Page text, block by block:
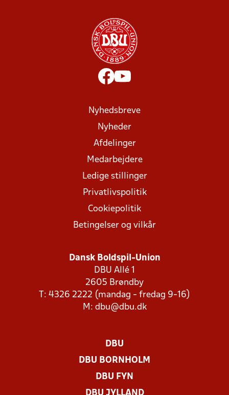
Nyhedsbreve
Nyheder
Afdelinger
Medarbejdere
Ledige stillinger
Privatlivspolitik
Cookiepolitik
Betingelser og vilkår
Dansk Boldspil-Union
DBU Allé 1
2605 Brøndby
T: 4326 2222 (mandag - fredag 9-16)
M: dbu@dbu.dk
DBU
DBU BORNHOLM
DBU FYN